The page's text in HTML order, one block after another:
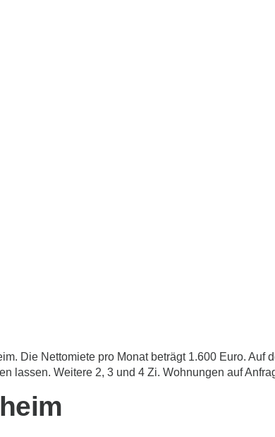
Die Nettomiete pro Monat beträgt 1.600 Euro. Auf
lassen. Weitere 2, 3 und 4 Zi. Wohnungen auf